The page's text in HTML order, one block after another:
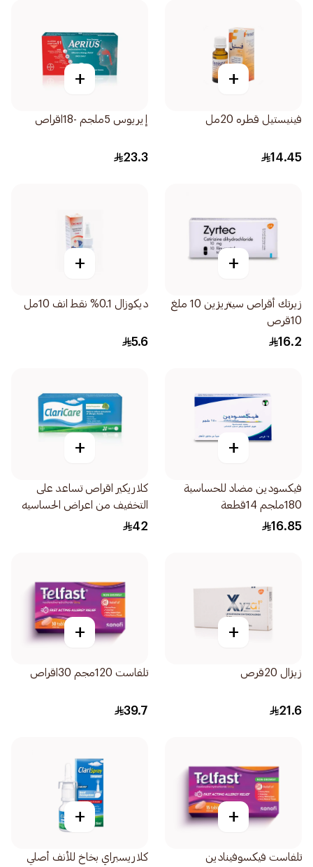
+
فينيستيل قطره 20مل
14.45
+
إيريوس 5ملجم -18اقراص
23.3
+
زيرتك أقراص سيتريزين 10 ملغ
10قرص
16.2
+
ديكوزال 0.1% نقط انف 10مل
5.6
+
فيكسودين مضاد للحساسية
180ملجم 14قطعة
16.85
+
كلاريكير اقراص تساعد على
التخفيف من اعراض الحساسيه
الموسميه المختلفه فعال سريع
42
+
زيزال 20قرص
21.6
+
تلفاست 120مجم 30اقراص
39.7
+
تلفاست فيكسوفينادين
+
كلاريسبراي بخاخ للأنف أصلي